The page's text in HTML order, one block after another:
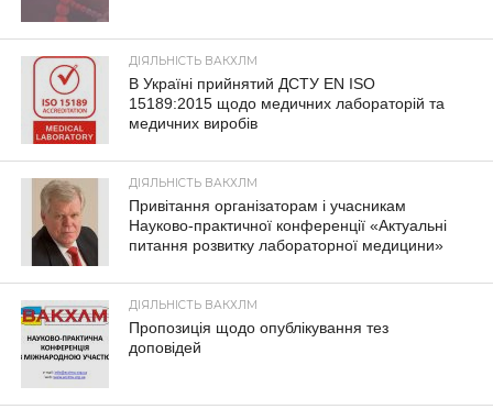
ДІЯЛЬНІСТЬ ВАКХЛМ
В Україні прийнятий ДСТУ EN ISO
15189:2015 щодо медичних лабораторій та
медичних виробів
ДІЯЛЬНІСТЬ ВАКХЛМ
Привітання організаторам і учасникам
Науково-практичної конференції «Актуальні
питання розвитку лабораторної медицини»
ДІЯЛЬНІСТЬ ВАКХЛМ
Пропозиція щодо опублікування тез
доповідей